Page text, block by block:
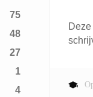
75
48
27
1
4